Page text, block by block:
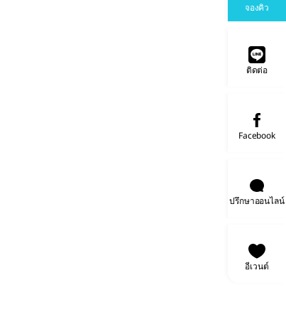
จองคิว
ติดต่อ
Facebook
ปรึกษาออนไลน์
อีเวนต์